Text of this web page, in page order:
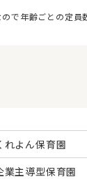
で年齢ごとの定員
れよん保育園
業主導型保育園